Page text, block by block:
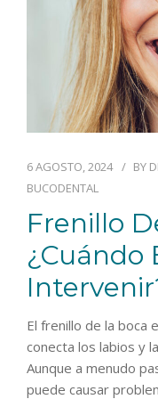
6 AGOSTO, 2024 BY
BUCODENTAL
Frenillo
¿cuándo
El frenillo de la boca
conecta los labios y
Aunque a menudo
puede causar